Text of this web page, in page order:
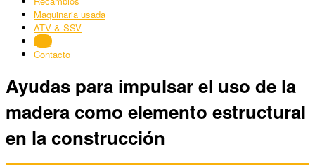
Maquinaria usada
ATV & SSV
Blog
Contacto
Ayudas para impulsar el uso de la
madera como elemento estructural
en la construcción